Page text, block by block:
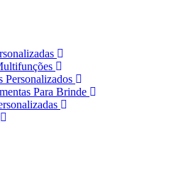
Personalizados
Para Brinde